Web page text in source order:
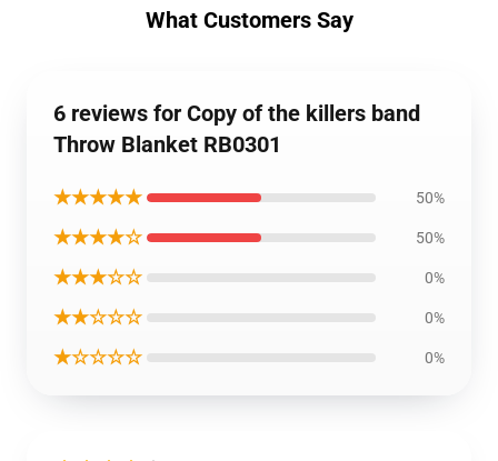
What Customers Say
6 reviews for Copy of the killers band
Throw Blanket RB0301
★★★★★ 50%
★★★★☆ 50%
★★★☆☆ 0%
★★☆☆☆ 0%
★☆☆☆☆ 0%